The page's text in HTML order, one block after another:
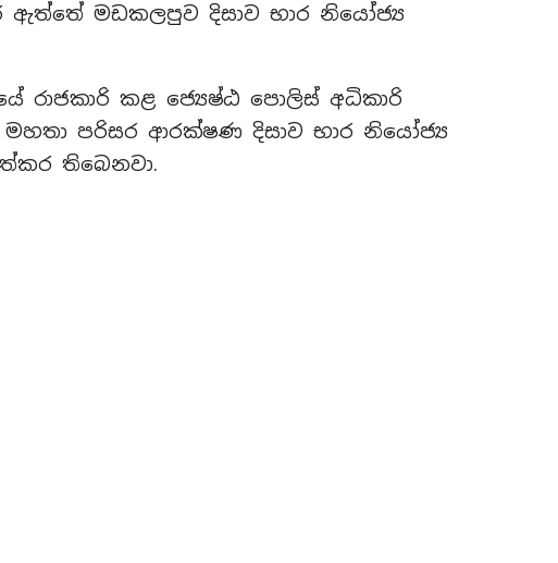
මඩකලපුව දිසාව භාර නියෝජ්‍ය
රාජකාරි කළ ජ්‍යෙෂ්ඨ පොලිස් අධිකාරි
මහතා පරිසර ආරක්ෂණ දිසාව භාර නියෝජ්‍ය
තිබෙනවා.